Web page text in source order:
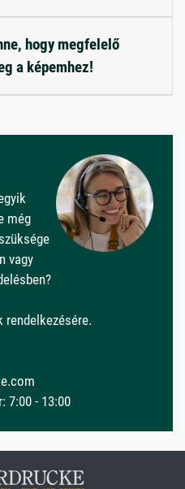
hogy megfelelő
a képemhez!
még
vagy
rendelkezésére.
7:00 - 13:00